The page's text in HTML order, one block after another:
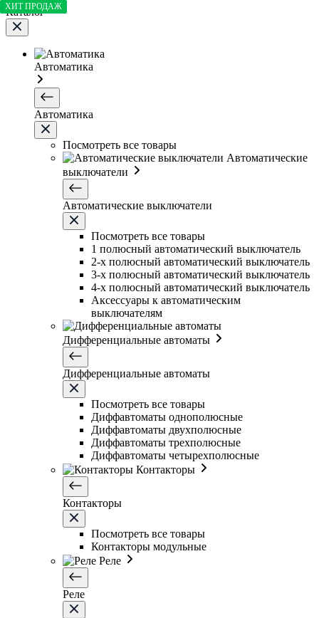
Каталог
Автоматика
Автоматика
Посмотреть все товары
Автоматические
выключатели
Автоматические выключатели
Посмотреть все товары
1 полюсный автоматический выключатель
2-х полюсный автоматический выключатель
3-х полюсный автоматический выключатель
4-х полюсный автоматический выключатель
Аксессуары к автоматическим
выключателям
Дифференциальные автоматы
Дифференциальные автоматы
Посмотреть все товары
Диффавтоматы однополюсные
Диффавтоматы двухполюсные
Диффавтоматы трехполюсные
Диффавтоматы четырехполюсные
Контакторы
Контакторы
Посмотреть все товары
Контакторы модульные
Реле
Реле
ХИТ ПРОДАЖ